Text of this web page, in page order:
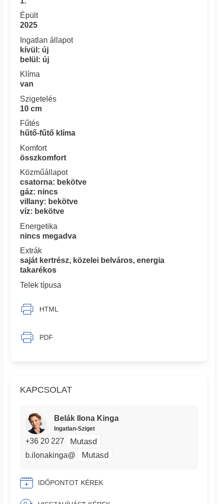
KAPCSOLAT
Belák Ilona Kinga
Ingatlan-Sziget
+36 20 227 Mutasd
b.ilonakinga@ Mutasd
IDŐPONTOT KÉREK
Épült
2025
Ingatlan állapot
kívül: új
belül: új
Klíma
van
Szigetelés
10 cm
Fűtés
hűtő-fűtő klíma
Komfort
összkomfort
Közműállapot
csatorna: bekötve
gáz: nincs
villany: bekötve
víz: bekötve
Energetika
nincs megadva
Extrák
saját kertrész, közelei belváros, energia
takarékos
Telek típusa
HTML
PDF